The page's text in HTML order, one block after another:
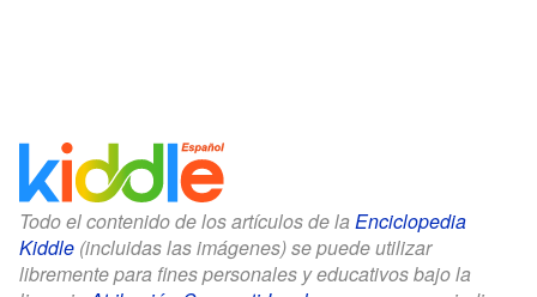
Todo el contenido de los artículos de la Enciclopedia
Kiddle (incluidas las imágenes) se puede utilizar
libremente para fines personales y educativos bajo la